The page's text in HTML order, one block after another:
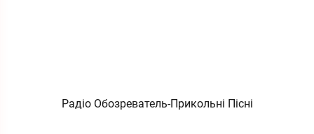
Радіо Обозреватель-Прикольні Пісні